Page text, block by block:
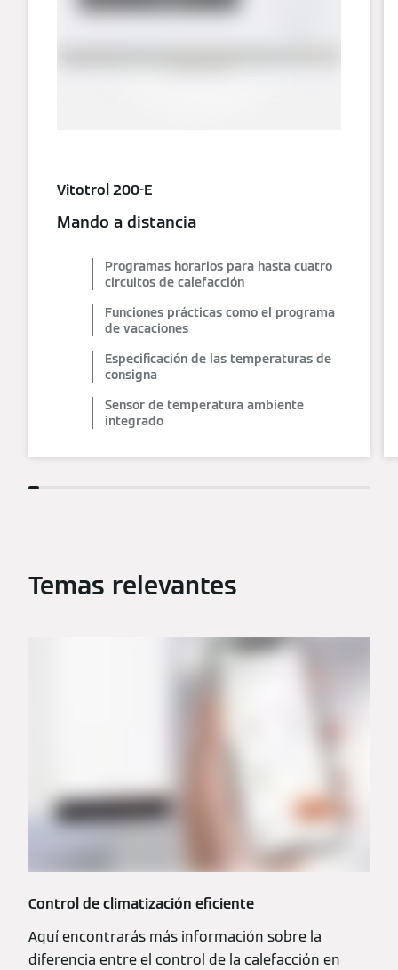
Vitotrol 200-E
Mando a distancia
Programas horarios para hasta cuatro
circuitos de calefacción
Funciones prácticas como el programa
de vacaciones
Especificación de las temperaturas de
consigna
Sensor de temperatura ambiente
integrado
Temas relevantes
Control de climatización eficiente
Aquí encontrarás más información sobre la
diferencia entre el control de la calefacción en